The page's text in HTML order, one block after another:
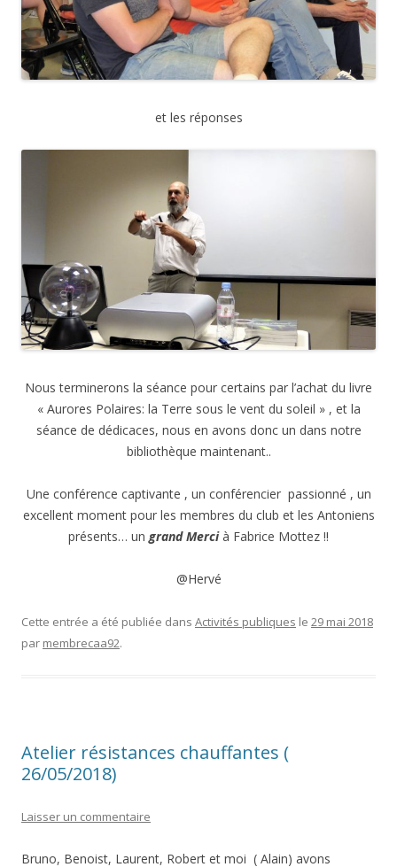
et les réponses
Nous terminerons la séance pour certains par l’achat du livre
« Aurores Polaires: la Terre sous le vent du soleil » , et la
séance de dédicaces, nous en avons donc un dans notre
bibliothèque maintenant..
Une conférence captivante , un conférencier passionné , un
excellent moment pour les membres du club et les Antoniens
présents… ungrand Mercià Fabrice Mottez !!
@Hervé
Cette entrée a été publiée dans Activités publiques le 29 mai 2018
par membrecaa92.
Atelier résistances chauffantes (
26/05/2018)
Laisser un commentaire
Bruno, Benoist, Laurent, Robert et moi ( Alain) avons